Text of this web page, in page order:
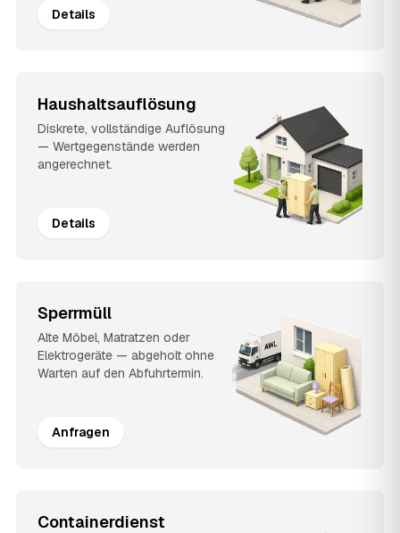
Details
Haushaltsauflösung
Diskrete, vollständige Auflösung
— Wertgegenstände werden
angerechnet.
Details
Sperrmüll
Alte Möbel, Matratzen oder
Elektrogeräte — abgeholt ohne
Warten auf den Abfuhrtermin.
Anfragen
Containerdienst